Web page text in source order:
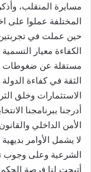
مسايرة المنقلب،
المختلفة عملوا على
حين عملت في
الكفاءة معيار
مستقلة عن ضغوطات
الثقة في كفاءة
الاستثمارات وخلق
أدرجنا ببرنامجنا
الأمن الداخلي
لا يشمل الأوامر
الشرعية وعلى وجوب
أتيحت لنا فرصة